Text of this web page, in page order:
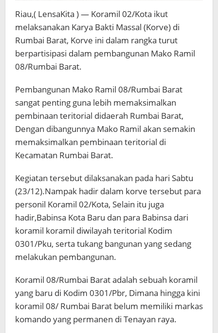
Riau,( LensaKita ) — Koramil 02/Kota ikut
melaksanakan Karya Bakti Massal (Korve) di
Rumbai Barat, Korve ini dalam rangka turut
berpartisipasi dalam pembangunan Mako Ramil
08/Rumbai Barat.
Pembangunan Mako Ramil 08/Rumbai Barat
sangat penting guna lebih memaksimalkan
pembinaan teritorial didaerah Rumbai Barat,
Dengan dibangunnya Mako Ramil akan semakin
memaksimalkan pembinaan teritorial di
Kecamatan Rumbai Barat.
Kegiatan tersebut dilaksanakan pada hari Sabtu
(23/12).Nampak hadir dalam korve tersebut para
personil Koramil 02/Kota, Selain itu juga
hadir,Babinsa Kota Baru dan para Babinsa dari
koramil koramil diwilayah teritorial Kodim
0301/Pku, serta tukang bangunan yang sedang
melakukan pembangunan.
Koramil 08/Rumbai Barat adalah sebuah koramil
yang baru di Kodim 0301/Pbr, Dimana hingga kini
koramil 08/ Rumbai Barat belum memiliki markas
komando yang permanen di Tenayan raya.